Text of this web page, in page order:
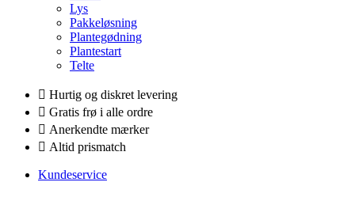
Lys
Pakkeløsning
Plantegødning
Plantestart
Telte
Hurtig og diskret levering
Gratis frø i alle ordre
Anerkendte mærker
Altid prismatch
Kundeservice